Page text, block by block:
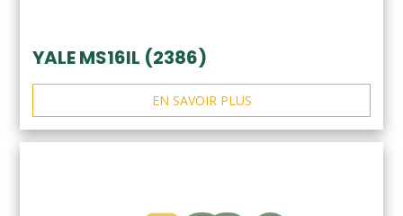
YALE MS16IL (2386)
EN SAVOIR PLUS